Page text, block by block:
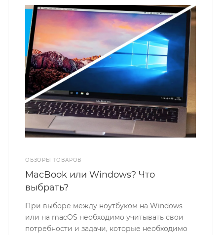
ОБЗОРЫ ТОВАРОВ
MacBook или Windows? Что
выбрать?
При выборе между ноутбуком на Windows
или на macOS необходимо учитывать свои
потребности и задачи, которые необходимо